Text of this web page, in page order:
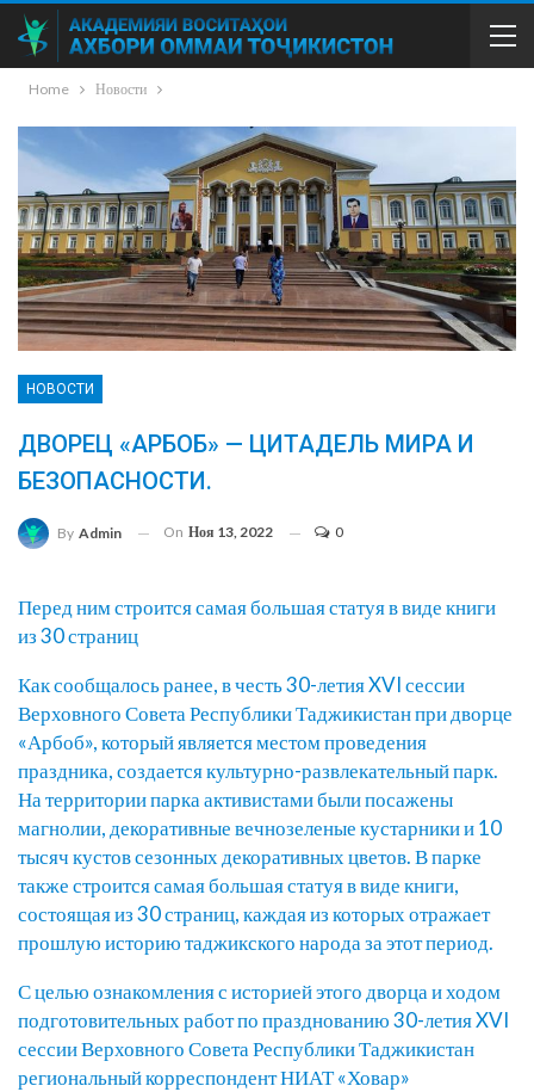
Home Новости
НОВОСТИ
ДВОРЕЦ «АРБОБ» — ЦИТАДЕЛЬ МИРА И
БЕЗОПАСНОСТИ.
By Admin On Ноя 13, 2022 0
Перед ним строится самая большая статуя в виде книги
из 30 страниц
Как сообщалось ранее, в честь 30-летия XVI сессии
Верховного Совета Республики Таджикистан при дворце
«Арбоб», который является местом проведения
праздника, создается культурно-развлекательный парк.
На территории парка активистами были посажены
магнолии, декоративные вечнозеленые кустарники и 10
тысяч кустов сезонных декоративных цветов. В парке
также строится самая большая статуя в виде книги,
состоящая из 30 страниц, каждая из которых отражает
прошлую историю таджикского народа за этот период.
С целью ознакомления с историей этого дворца и ходом
подготовительных работ по празднованию 30-летия XVI
сессии Верховного Совета Республики Таджикистан
региональный корреспондент НИАТ «Ховар»